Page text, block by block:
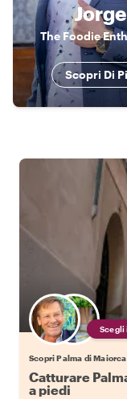
Jorge
The Foodie
Scopri Di
Scegli
Scopri Palma di
Catturare
a piedi